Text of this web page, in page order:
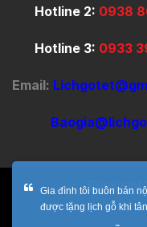
Hotline 2: 0938
Hotline 3: 0933
Email:
Copyright
Gia đình tôi buôn bán
được tặng lịch gỗ khi